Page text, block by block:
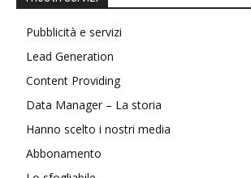
Pubblicità e servizi
Lead Generation
Content Providing
Data Manager – La storia
Hanno scelto i nostri media
Abbonamento